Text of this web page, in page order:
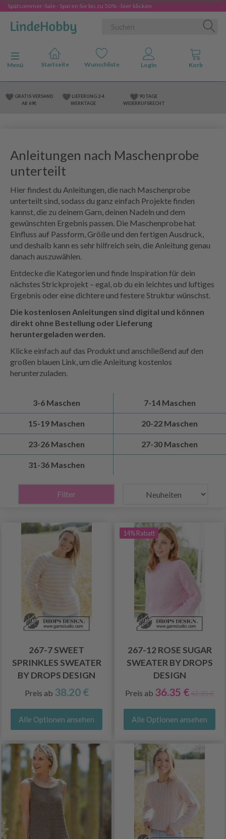
Spätsommer-Sale - Sparen Sie bis zu 50% - hier klicken
Anzeige ändern
Menü
GRATIS VERSAND
AB 69€
LIEFERUNG 2-4
WERKTAGE
90 TAGE
WIDERRUFSRECHT
Anleitungen nach Maschenprobe
unterteilt
Hier findest du Anleitungen, die nach Maschenprobe
unterteilt sind, sodass du ganz einfach Projekte finden
kannst, die zu deinem Garn, deinen Nadeln und dem
gewünschten Ergebnis passen. Die Maschenprobe hat
Einfluss auf Passform, Größe und den fertigen Ausdruck,
und deshalb kann es sehr hilfreich sein, die Anleitung genau
danach auszuwählen.
Entdecke die Kategorien und finde Inspiration für dein
nächstes Strickprojekt – egal, ob du ein leichtes und luftiges
Ergebnis oder eine dichtere und festere Struktur wünschst.
Die kostenlosen Anleitungen sind digital und können
direkt ohne Bestellung oder Lieferung
heruntergeladen werden.
Klicke einfach auf das Produkt und anschließend auf den
großen blauen Link, um die Anleitung kostenlos
herunterzuladen.
3-6 Maschen 7-14 Maschen
15-19 Maschen 20-22 Maschen
23-26 Maschen 27-30 Maschen
31-36 Maschen
Filter
267-7 SWEET
SPRINKLES SWEATER
BY DROPS DESIGN
Preis ab 38.20 €
Alle Optionen ansehen
14% Rabatt
267-12 ROSE SUGAR
SWEATER BY DROPS
DESIGN
Preis ab 36.35 €42.35 €
Alle Optionen ansehen